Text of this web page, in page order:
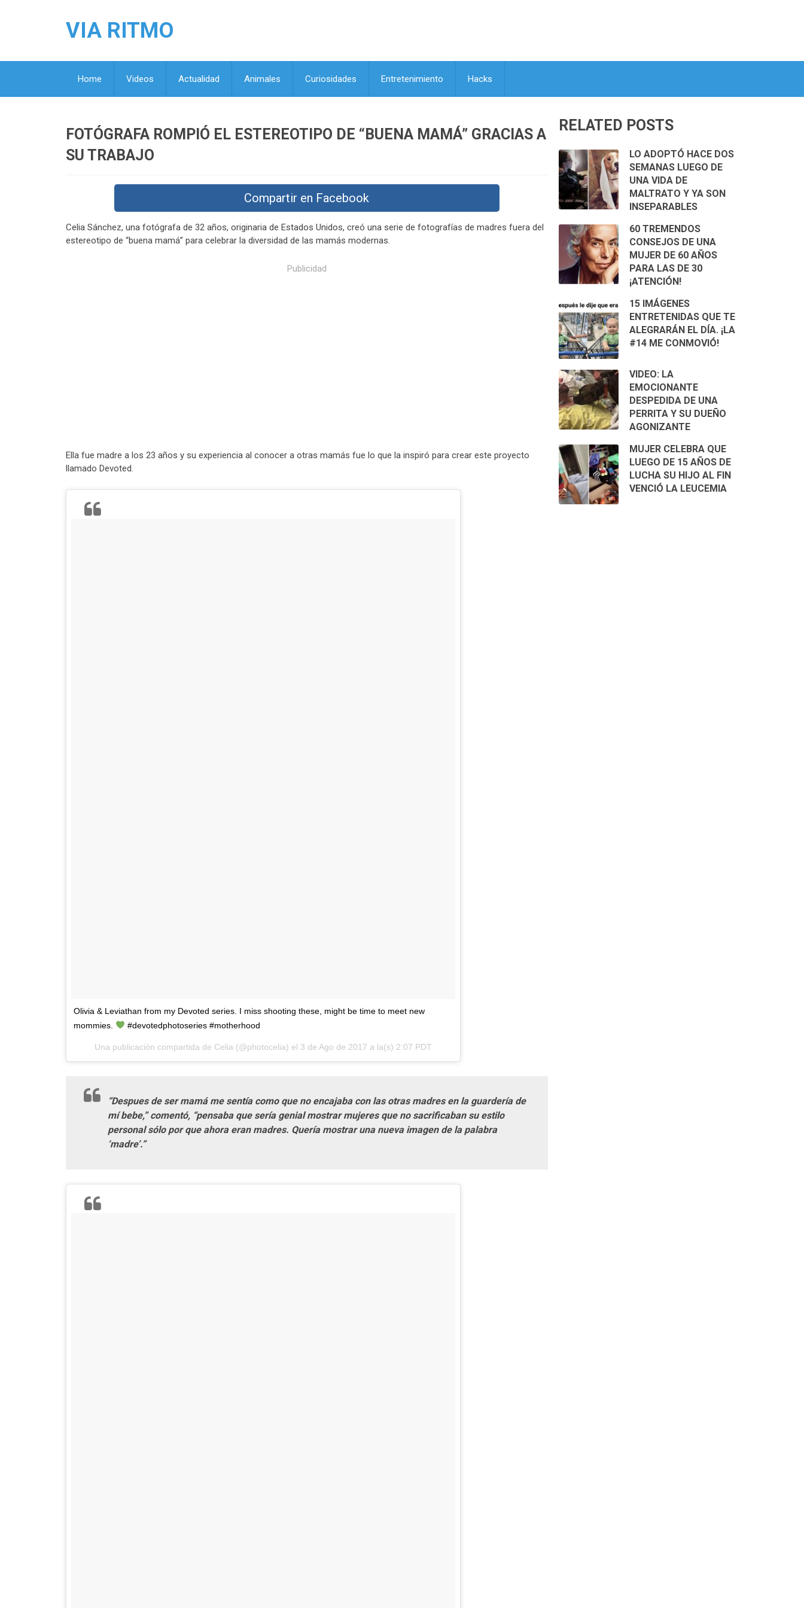
VIA RITMO
Home Videos Actualidad Animales Curiosidades Entretenimiento Hacks
FOTÓGRAFA ROMPIÓ EL ESTEREOTIPO DE “BUENA MAMÁ” GRACIAS A
SU TRABAJO
Compartir en Facebook
Celia Sánchez, una fotógrafa de 32 años, originaria de Estados Unidos, creó una serie de fotografías de madres fuera del
estereotipo de “buena mamá” para celebrar la diversidad de las mamás modernas.
Publicidad
Ella fue madre a los 23 años y su experiencia al conocer a otras mamás fue lo que la inspiró para crear este proyecto
llamado Devoted.
Olivia & Leviathan from my Devoted series. I miss shooting these, might be time to meet new
mommies.
#devotedphotoseries #motherhood
Una publicación compartida de Celia (@photocelia) el 3 de Ago de 2017 a la(s) 2:07 PDT
“Despues de ser mamá me sentía como que no encajaba con las otras madres en la guardería de
mí bebe,” comentó, “pensaba que sería genial mostrar mujeres que no sacrificaban su estilo
personal sólo por que ahora eran madres. Quería mostrar una nueva imagen de la palabra
‘madre’.”
RELATED POSTS
LO ADOPTÓ HACE DOS
SEMANAS LUEGO DE
UNA VIDA DE
MALTRATO Y YA SON
INSEPARABLES
60 TREMENDOS
CONSEJOS DE UNA
MUJER DE 60 AÑOS
PARA LAS DE 30
¡ATENCIÓN!
15 IMÁGENES
ENTRETENIDAS QUE TE
ALEGRARÁN EL DÍA. ¡LA
#14 ME CONMOVIÓ!
VIDEO: LA
EMOCIONANTE
DESPEDIDA DE UNA
PERRITA Y SU DUEÑO
AGONIZANTE
MUJER CELEBRA QUE
LUEGO DE 15 AÑOS DE
LUCHA SU HIJO AL FIN
VENCIÓ LA LEUCEMIA